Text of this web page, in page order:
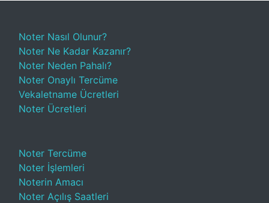
Noter Nasıl Olunur?
Noter Ne Kadar Kazanır?
Noter Neden Pahalı?
Noter Onaylı Tercüme
Vekaletname Ücretleri
Noter Ücretleri
Noter Tercüme
Noter İşlemleri
Noterin Amacı
Noter Açılış Saatleri